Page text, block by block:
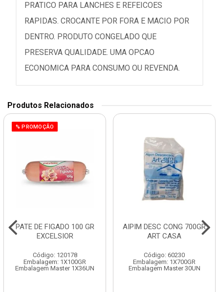
PRATICO PARA LANCHES E REFEICOES
RAPIDAS. CROCANTE POR FORA E MACIO POR
DENTRO. PRODUTO CONGELADO QUE
PRESERVA QUALIDADE. UMA OPCAO
ECONOMICA PARA CONSUMO OU REVENDA.
Produtos Relacionados
% PROMOÇÃO
PATE DE FIGADO 100 GR
EXCELSIOR
Código: 120178
Embalagem: 1X100GR
Embalagem Master 1X36UN
AIPIM DESC CONG 700GR
ART CASA
Código: 60230
Embalagem: 1X700GR
Embalagem Master 30UN